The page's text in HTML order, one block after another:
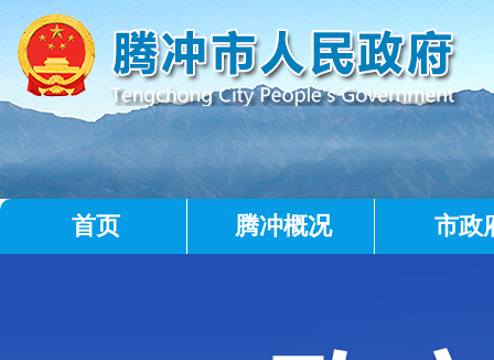
首页 腾冲概况 市政